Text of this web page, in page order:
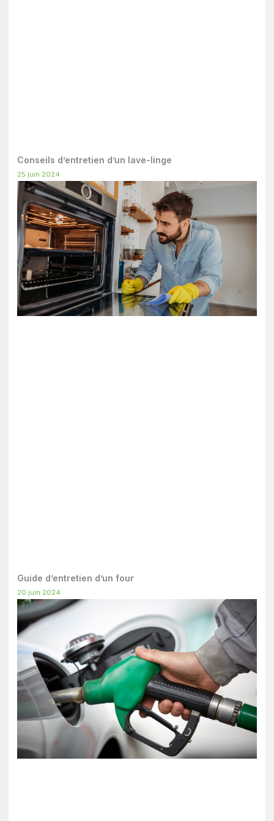
Conseils d’entretien d’un lave-linge
25 juin 2024
Guide d’entretien d’un four
20 juin 2024